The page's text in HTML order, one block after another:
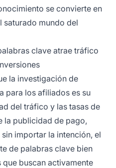
se convierte en
saturado mundo del
clave atrae tráfico
la investigación de
para los afiliados es su
del tráfico y las tasas de
la publicidad de pago,
importar la intención, el
de palabras clave bien
buscan activamente